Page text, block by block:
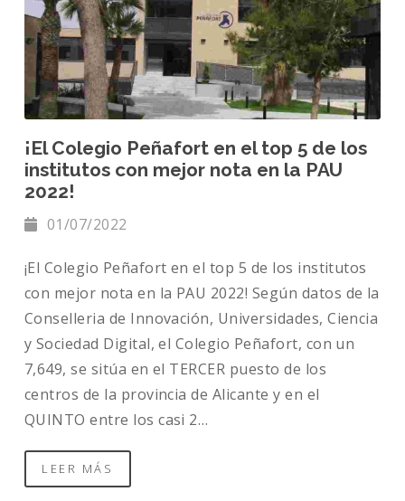
¡El Colegio Peñafort en el top 5 de los
institutos con mejor nota en la PAU
2022!
01/07/2022
¡El Colegio Peñafort en el top 5 de los institutos
con mejor nota en la PAU 2022! Según datos de la
Conselleria de Innovación, Universidades, Ciencia
y Sociedad Digital, el Colegio Peñafort, con un
7,649, se sitúa en el TERCER puesto de los
centros de la provincia de Alicante y en el
QUINTO entre los casi 2…
LEER MÁS